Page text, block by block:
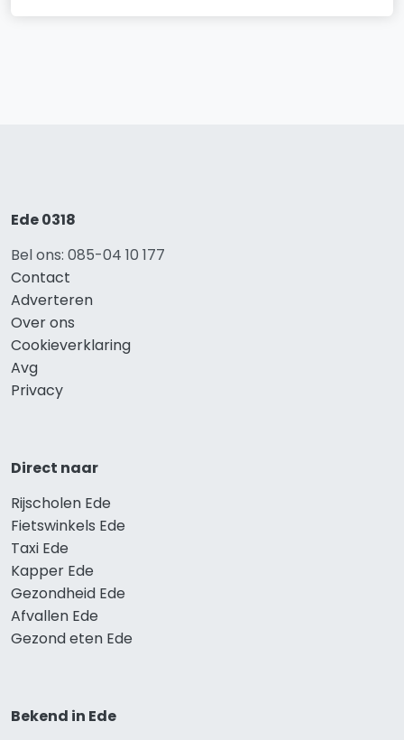
Ede 0318
Bel ons: 085-04 10 177
Contact
Adverteren
Over ons
Cookieverklaring
Avg
Privacy
Direct naar
Rijscholen Ede
Fietswinkels Ede
Taxi Ede
Kapper Ede
Gezondheid Ede
Afvallen Ede
Gezond eten Ede
Bekend in Ede